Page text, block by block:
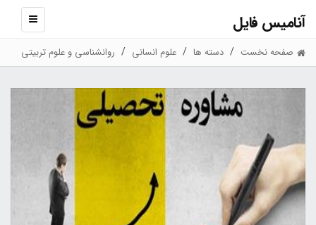
آنامیس فایل
نمایش
صفحه نخست دسته ها علوم انسانی روانشناسی و علوم تربیتی